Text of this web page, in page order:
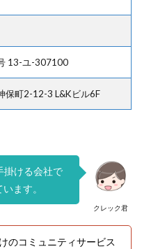
13-ユ-307100
保町2-12-3 L&Kビル6F
クレック君
掛ける会社で
ます。
のコミュニティサービス